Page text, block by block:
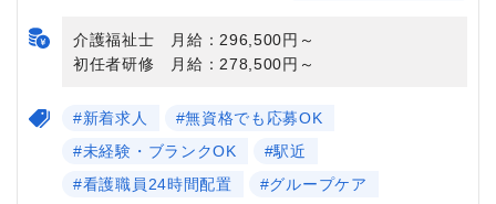
介護福祉士 月給：296,500円～
初任者研修 月給：278,500円～
#新着求人
#無資格でも応募OK
#未経験・ブランクOK
#駅近
#看護職員24時間配置
#グループケア